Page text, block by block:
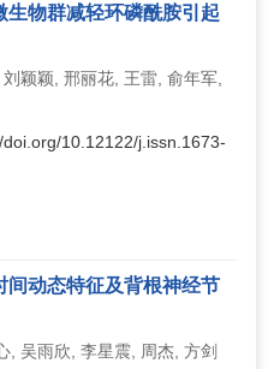
物群减轻环磷酰胺引起
颖颖, 邢丽花, 王雷, 俞年军,
doi.org/10.12122/j.issn.1673-
间动态特征及背根神经节
, 吴雨欣, 李星震, 周杰, 方剑